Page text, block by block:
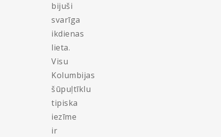
bijuši
svarīga
ikdienas
lieta.
Visu
Kolumbijas
šūpuļtīklu
tipiska
iezīme
ir